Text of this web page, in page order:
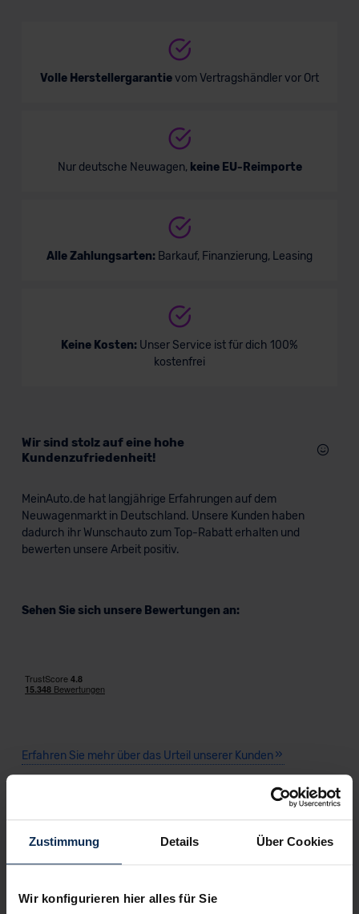
Zustimmung Details Über Cookies
Wir konfigurieren hier alles für Sie
Volle Herstellergarantievom Vertragshändler vor Ort
Nur deutsche Neuwagen, keine EU-Reimporte
Alle Zahlungsarten: Barkauf, Finanzierung, Leasing
Keine Kosten: Unser Service ist für dich 100%
kostenfrei
Wir sind stolz auf eine hohe
Kundenzufriedenheit!
MeinAuto.de hat langjährige Erfahrungen auf dem
Neuwagenmarkt in Deutschland. Unsere Kunden haben
dadurch ihr Wunschauto zum Top-Rabatt erhalten und
bewerten unsere Arbeit positiv.
Sehen Sie sich unsere Bewertungen an:
Erfahren Sie mehr über das Urteil unserer Kunden
Volkswagen Tayron Diesel